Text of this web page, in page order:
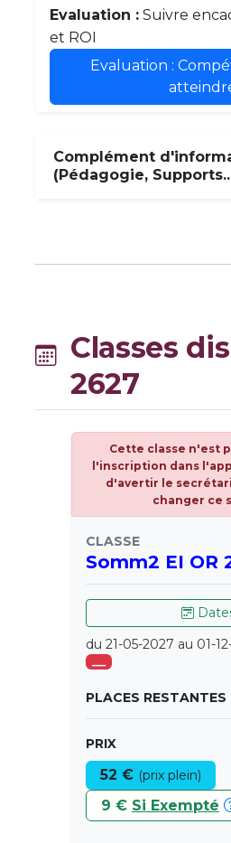
Evaluation : Suivre
et ROI
Evaluation :
Complément
(Pédagogie,
Classes
2627
Cette classe n'est
l'inscription dans
d'avertir le
changer ce
CLASSE
Somm2 EI OR
du 21-05-2027 au 01-
___
PLACES RESTANTES
PRIX
52 € (prix plein)
9 € Si Exempté